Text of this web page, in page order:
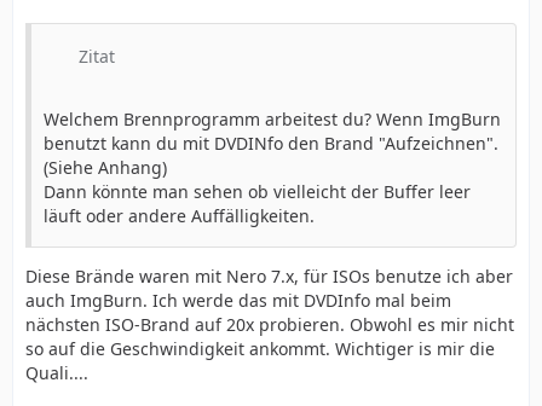
Zitat
Welchem Brennprogramm arbeitest du? Wenn ImgBurn
benutzt kann du mit DVDINfo den Brand "Aufzeichnen".
(Siehe Anhang)
Dann könnte man sehen ob vielleicht der Buffer leer
läuft oder andere Auffälligkeiten.
Diese Brände waren mit Nero 7.x, für ISOs benutze ich aber
auch ImgBurn. Ich werde das mit DVDInfo mal beim
nächsten ISO-Brand auf 20x probieren. Obwohl es mir nicht
so auf die Geschwindigkeit ankommt. Wichtiger is mir die
Quali....